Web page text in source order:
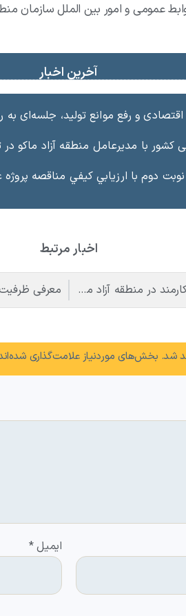
عمومی و امور بین الملل سازمان
آخرین اخبار
شهلا تاجفر، فرماندار شهرستان ماکو و با حضور سروری، مدیر صنایع و معادن سازمان
با مدیرعامل منطقه آزاد ماکو در
دوم با ارزيابي كيفي مناقصه
اخبار مرتبط
آیین گرامیداشت هفته دولت و روز کارمند در منطقه آزاد ماکو برگزار شد
شد. بخش‌های موردنیاز علامت‌گذاری
ایمیل*